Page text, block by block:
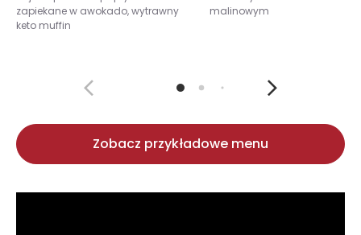
zapiekane w awokado, wytrawny
keto muffin
malinowym
Zobacz przykładowe menu